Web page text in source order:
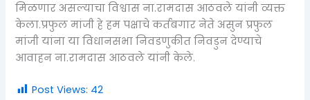
मिळणार असल्याचा विश्वास ना.रामदास आठवले यांनी व्यक्त
केला.प्रफुल मांजी हे हम पक्षाचे कर्तबगार नेते असुन प्रफुल
मांजी यांना या विधानसभा निवडणुकीत निवडुन देण्याचे
आवाहन ना.रामदास आठवले यांनी केले.
Post Views: 42